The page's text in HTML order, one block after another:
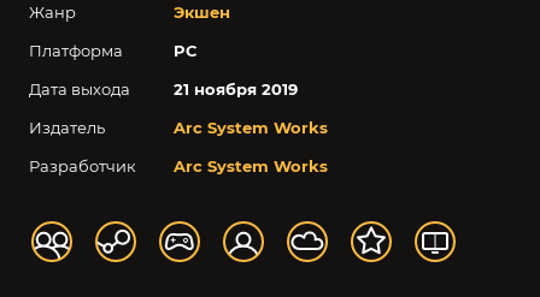
Жанр
Экшен
Платформа
PC
Дата выхода
21 ноября 2019
Издатель
Arc System Works
Разработчик
Arc System Works